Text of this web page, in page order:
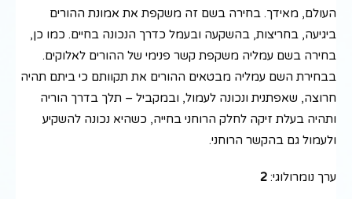
העולם, מאידך. בחירה בשם זה משקפת את אמונת ההורים
ביגיעה, בחריצות, בהשקעה ובעמל כדרך הנכונה בחיים. כמו כן,
בחירה בשם עמליה משקפת קשר פנימי של ההורים לאלוקים.
בבחירת השם עמליה מבטאים ההורים את תקוותם כי ביתם תהיה
חרוצה, שאפתנית ונכונה לעמול, ובמקביל – תלך בדרך הוריה
ותהיה בעלת זיקה לחלק הרוחני בחייה, כשהיא נכונה להשקיע
ולעמול גם בהקשר הרוחני.
ערך נומרולוגי: 2